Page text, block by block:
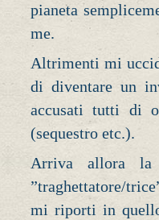
pianeta
me.
Altrimenti mi
di diventare un
accusati tutti di
(sequestro etc.).
Arriva allora
”traghettatore/
mi riporti in